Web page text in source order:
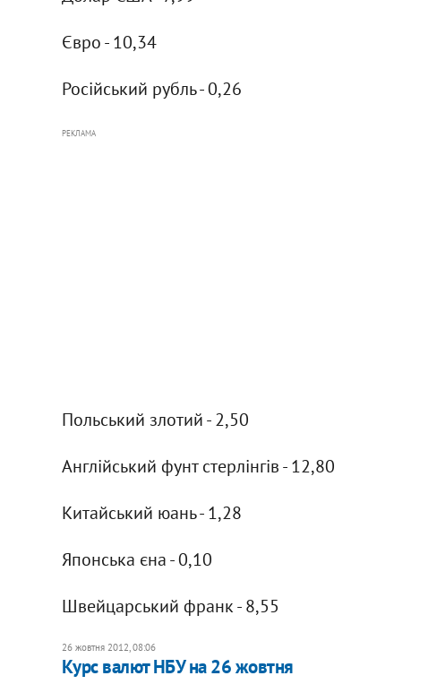
Євро - 10,34
Російський рубль - 0,26
РЕКЛАМА
Польський злотий - 2,50
Англійський фунт стерлінгів - 12,80
Китайський юань - 1,28
Японська єна - 0,10
Швейцарський франк - 8,55
26 жовтня 2012, 08:06
Курс валют НБУ на 26 жовтня